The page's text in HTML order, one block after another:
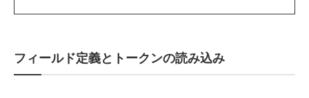
フィールド定義とトークンの読み込み